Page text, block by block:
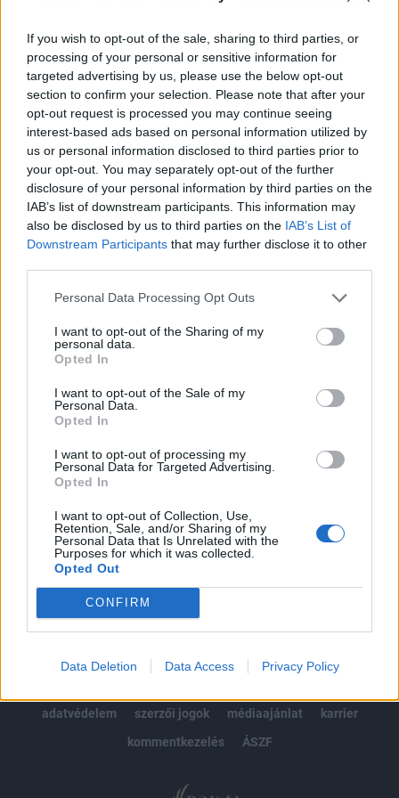
If you wish to opt-out of the sale, sharing to third parties, or
processing of your personal or sensitive information for
targeted advertising by us, please use the below opt-out
section to confirm your selection. Please note that after your
opt-out request is processed you may continue seeing
interest-based ads based on personal information utilized by
us or personal information disclosed to third parties prior to
your opt-out. You may separately opt-out of the further
disclosure of your personal information by third parties on the
IAB’s list of downstream participants. This information may
also be disclosed by us to third parties on the IAB’s List of
Downstream Participants that may further disclose it to other
Personal Data Processing Opt Outs
I want to opt-out of the Sharing of my
personal data.
Opted In
I want to opt-out of the Sale of my
Personal Data.
Opted In
I want to opt-out of processing my
Personal Data for Targeted Advertising.
Opted In
I want to opt-out of Collection, Use,
Retention, Sale, and/or Sharing of my
Personal Data that Is Unrelated with the
Purposes for which it was collected.
Opted Out
CONFIRM
Data Deletion Data Access Privacy Policy
A városban láthatóan lakóövezeteket is ért találat. A
közösségi médiában közzétett felvételeken – köztük
állítólag orosz források anyagaiban – több robbanás
látható a település nagy területén. Az Ukrán
Belügyminisztérium közlése szerint két ember életét
vesztette, további 21-en megsérültek. A Dnyeper bal partján
elterülő Herszon megye továbbra is részben...
KEDVES OLVASÓNK!
Az előfizetés a következőket tartalmazza:
Portfolio.hu teljes cikkarchívum
Kötéslisták: BÉT elmúlt 2 év napon belüli
kötéslistái
Előfizetés
MÁR ELŐFIZETŐNK VAGY?BEJELENTKEZÉS
adatvédelem
szerzői jogok médiaajánlat
karrier
kommentkezelés
ÁSZF